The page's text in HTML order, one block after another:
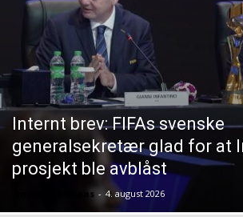
Internt brev: FIFAs svenske
generalsekretær glad for at
prosjekt ble avblåst
Andreas Selliaas - 4. august 2026